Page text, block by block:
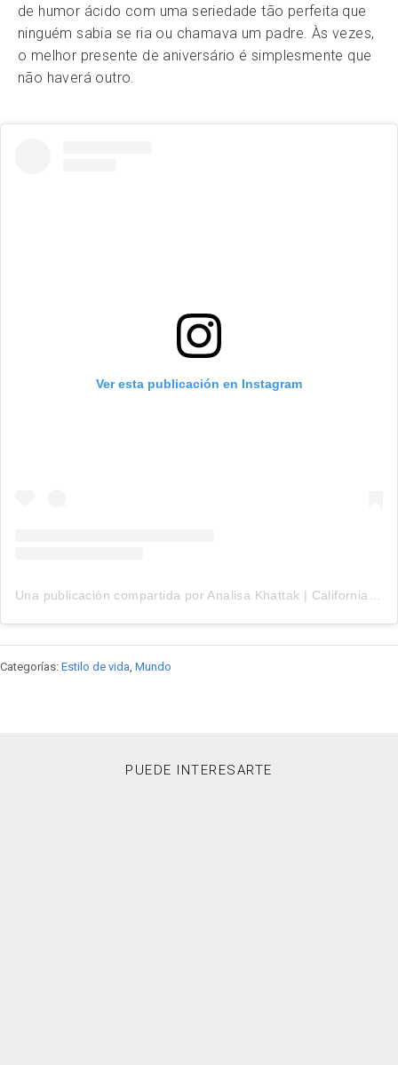
de humor ácido com uma seriedade tão perfeita que
ninguém sabia se ria ou chamava um padre. Às vezes,
o melhor presente de aniversário é simplesmente que
não haverá outro.
Ver esta publicación en Instagram
Categorías: Estilo de vida, Mundo
PUEDE INTERESARTE